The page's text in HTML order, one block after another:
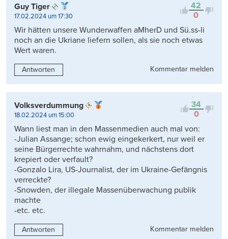
42
0
Guy Tiger
17.02.2024 um 17:30
Wir hätten unsere Wunderwaffen aMherD und Sü.ss-li
noch an die Ukriane liefern sollen, als sie noch etwas
Wert waren.
Antworten Kommentar melden
34
0
Volksverdummung
18.02.2024 um 15:00
Wann liest man in den Massenmedien auch mal von:
-Julian Assange; schon ewig eingekerkert, nur weil er
seine Bürgerrechte wahrnahm, und nächstens dort
krepiert oder verfault?
-Gonzalo Lira, US-Journalist, der im Ukraine-Gefängnis
verreckte?
-Snowden, der illegale Massenüberwachung publik
machte
-etc. etc.
Antworten
Kommentar melden